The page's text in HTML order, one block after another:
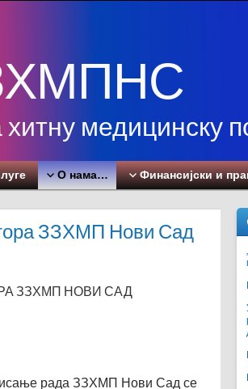
хитну медицинску
О нама… Финансијски и
ЗЗХМП Нови Сад
ЗЗХМП НОВИ САД
рада ЗЗХМП Нови Сад се